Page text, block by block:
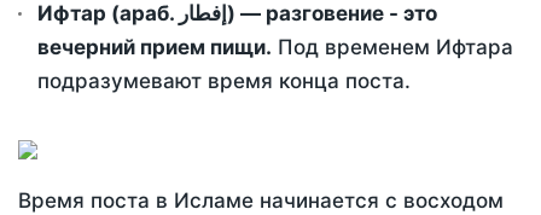
Ифтар (араб. إفطار) — разговение - это
вечерний прием пищи. Под временем Ифтара
подразумевают время конца поста.
Время поста в Исламе начинается с восходом